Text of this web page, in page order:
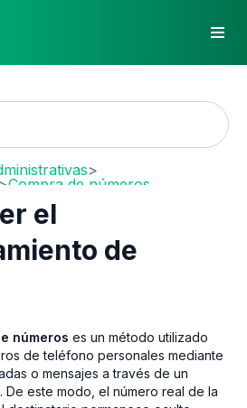
>
>Compra de números
el
de
números es un método utilizado
de teléfono personales mediante
o mensajes a través de un
De este modo, el número real de la